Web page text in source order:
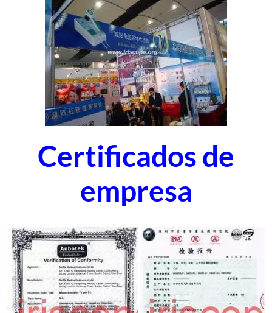
Certificados de
empresa